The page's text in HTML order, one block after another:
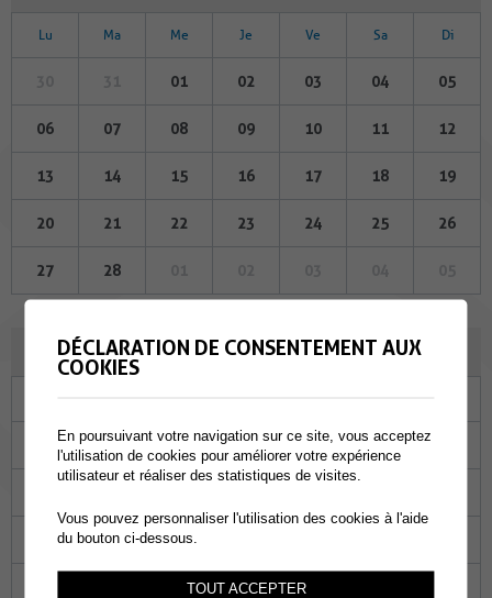
Lu Ma Me Je Ve Sa Di
01 02 03 04 05
06 07 08 09 10 11 12
13 14 15 16 17 18 19
20 21 22 23 24 25 26
27 28
MARS 2023
28 01 02 03 04
14 15
22 23 24
DÉCLARATION DE CONSENTEMENT AUX
COOKIES
En poursuivant votre navigation sur ce site, vous acceptez
l'utilisation de cookies pour améliorer votre expérience
utilisateur et réaliser des statistiques de visites.
Vous pouvez personnaliser l'utilisation des cookies à l'aide
du bouton ci-dessous.
TOUT ACCEPTER